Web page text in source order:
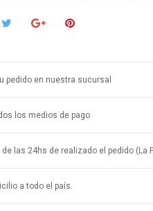
pedido en nuestra sucursal
los medios de pago
de las 24hs de realizado el pedido (La
a todo el país.